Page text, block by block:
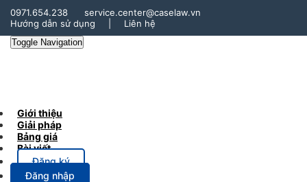
0971.654.238
service.center@caselaw.vn
Hướng dẫn sử dụng
Liên hệ
Toggle Navigation
Giới thiệu
Giải pháp
Bảng giá
Bài viết
Đăng ký
Đăng nhập